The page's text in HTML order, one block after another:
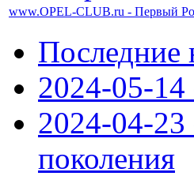
www.OPEL-CLUB.ru - Первый
Последние
2024-05-14
2024-04-23
поколения